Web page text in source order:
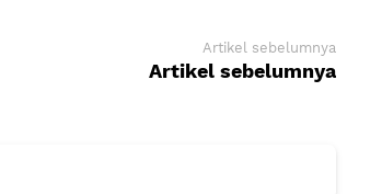
Artikel sebelumnya
Artikel sebelumnya